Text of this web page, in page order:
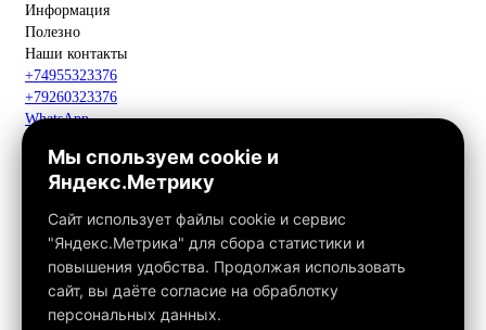
Информация
Полезно
Наши контакты
+74955323376
+79260323376
WhatsApp
Макс
info@fox-kamin.ru
Наш адрес
Московская область, г. Павловский Посад, дер. Фатеево, д. 3П,
Работаем с 10:00 до 18:00
Связаться с нами
Мы спользуем cookie и
Яндекс.Метрику
Сайт использует файлы cookie и сервис
"Яндекс.Метрика" для сбора статистики и
повышения удобства. Продолжая использовать
сайт, вы даёте согласие на обраблотку
персональных данных.